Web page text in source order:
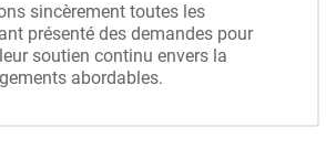
sincèrement toutes les
présenté des demandes pour
soutien continu envers la
abordables.